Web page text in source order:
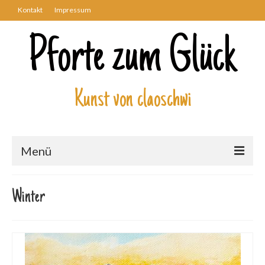
Kontakt Impressum
Pforte zum Glück
Kunst von claoschwi
Menü
Biblisch
Engel und Geflügelte
Winter